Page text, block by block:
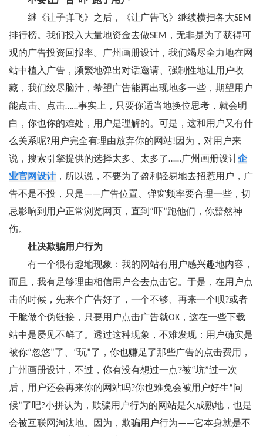
继《让子弹飞》之后，《让广告飞》继续横扫各大SEM
排行榜。我们投入大量地资金去做SEM，无非是为了获得可
观的广告投资回报率。广州画册设计，我们竭尽全力地在网
站中植入广告，频繁地弹出对话邀请、强制性地让用户收
藏，我们绞尽脑汁，希望广告能再出现地多一些，期望用户
能点击、点击……事实上，只要你适当地换位思考，就会明
白，你也你的难处，用户是理解的。可是，这和用户又有什
么关系呢?用户完全有理由放弃你的网站!因为，对用户来
说，搜索引擎提供的选择太多、太多了……广州画册设计企
业官网设计，所以说，不要为了盈利轻易地去招惹用户，广
告不是不投，只是——广告位置、弹窗频率要合理一些，切
忌影响到用户正常浏览网页，直到“吓”跑他们，你黯然神
伤。
杜决欺骗用户行为
有一个很有趣地现象：我的网站有用户感兴趣地内容，
而且，我有足够理由相信用户会去点击它。于是，在用户点
击的时候，先来个广告好了，一个不够、再来一个呗?或者
干脆做个伪链接，只要用户点击广告就OK，这在一些下载
站中是屡见不鲜了。透过这种现象，不难发现：用户确实是
被你“忽悠”了、“玩”了，你也赚足了那些广告的点击费用，
广州画册设计，不过，你有没有想过一点?被“坑”过一次
后，用户还会再来你的网站吗?你也难免会被用户好生“问
候”了吧?小拼认为，欺骗用户行为的网站是欠成熟地，也是
会被互联网淘汰地。因为，欺骗用户行为——它本身就是不